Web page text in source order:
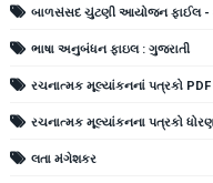
બાળસંસદ ચુંટણી આયોજન ફાઈલ -
ભાષા અનુબંધન ફાઇલ : ગુજરાતી
રચનાત્મક મૂલ્યાંકનનાં પત્રકો PDF
રચનાત્મક મૂલ્યાંકનના પત્રકો
લતા મંગેશકર